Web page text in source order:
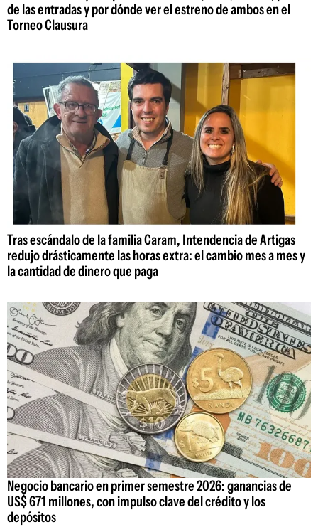
de las entradas y por dónde ver el estreno de ambos en el
Torneo Clausura
Tras escándalo de la familia Caram, Intendencia de Artigas
redujo drásticamente las horas extra: el cambio mes a mes y
la cantidad de dinero que paga
Negocio bancario en primer semestre 2026: ganancias de
US$ 671 millones, con impulso clave del crédito y los
depósitos